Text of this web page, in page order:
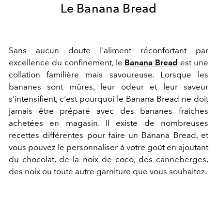
Le Banana Bread
Sans aucun doute l'aliment réconfortant par
excellence du confinement, le Banana Bread est une
collation familière mais savoureuse. Lorsque les
bananes sont mûres, leur odeur et leur saveur
s'intensifient, c'est pourquoi le Banana Bread ne doit
jamais être préparé avec des bananes fraîches
achetées en magasin. Il existe de nombreuses
recettes différentes pour faire un Banana Bread, et
vous pouvez le personnaliser à votre goût en ajoutant
du chocolat, de la noix de coco, des canneberges,
des noix ou toute autre garniture que vous souhaitez.